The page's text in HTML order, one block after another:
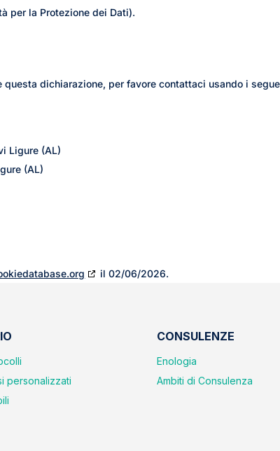
per la Protezione dei Dati).
dichiarazione, per favore contattaci usando i
Ligure (AL)
(AL)
il 02/06/2026.
personalizzati
CONSULENZE
Enologia
Ambiti di Consulenza